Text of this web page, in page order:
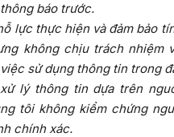
báo trước.
lực thực hiện và đảm bảo
không chịu trách nhiệm
sử dụng thông tin trong
lý thông tin dựa trên
tôi không kiểm chứng
chính xác.